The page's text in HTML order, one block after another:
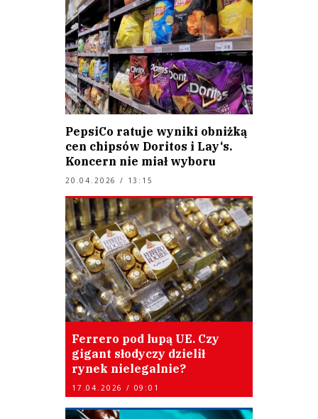
PepsiCo ratuje wyniki obniżką
cen chipsów Doritos i Lay‘s.
Koncern nie miał wyboru
20.04.2026 / 13:15
Ferrero pod lupą UE. Czy
gigant słodyczy dzielił
rynek nielegalnie?
17.04.2026 / 09:01